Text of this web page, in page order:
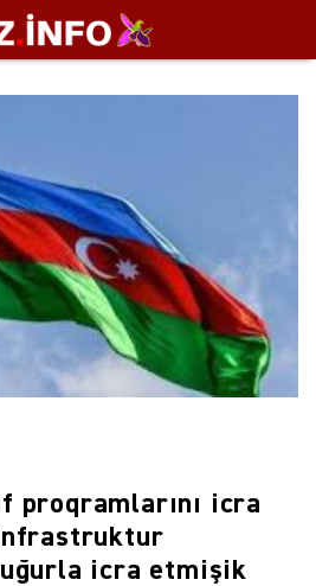
proqramlarını icra
icra etmişik